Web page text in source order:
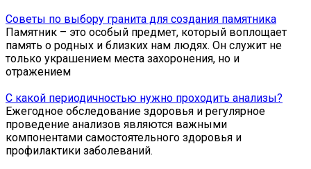
Советы по выбору гранита для создания памятника
Памятник – это особый предмет, который воплощает
память о родных и близких нам людях. Он служит не
только украшением места захоронения, но и
отражением
С какой периодичностью нужно проходить анализы?
Ежегодное обследование здоровья и регулярное
проведение анализов являются важными
компонентами самостоятельного здоровья и
профилактики заболеваний.